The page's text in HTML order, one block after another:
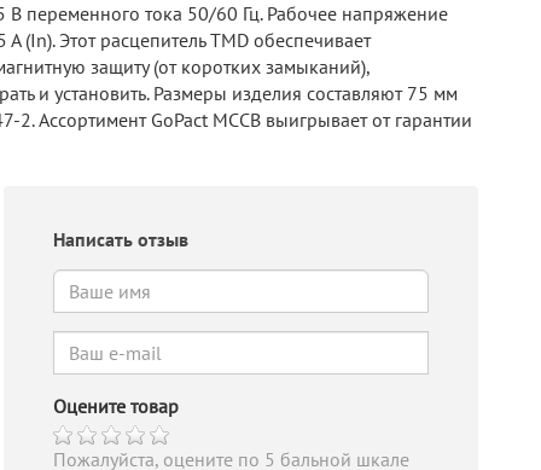
переменного тока 50/60 Гц. Рабочее напряжение
(In). Этот расцепитель TMD обеспечивает
защиту (от коротких замыканий),
и установить. Размеры изделия составляют 75 мм
Ассортимент GoPact MCCB выигрывает от гарантии
Написать отзыв
Оцените товар
Пожалуйста, оцените по 5 бальной шкале